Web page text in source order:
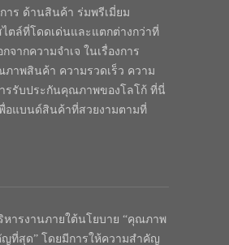
าร ด้านสินค้า ร่มพรีเมี่ยม
ตล์ที่โดดเด่นและแตกต่างกว่าที่
จากความจำเจ ในเรื่องการ
าพสินค้า ความรวดเร็ว ความ
รรับประกันคุณภาพของโลโก้ ที่นี่
พื่อแบนด์สินค้าที่สวยงามตามที่
หารงานภายใต้นโยบาย “คุณภาพ
ญที่สุด” โดยมีการให้ความสำคัญ